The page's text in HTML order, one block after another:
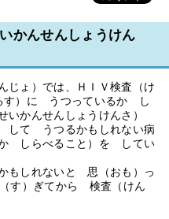
かんせんしょうけん
じょ）では、ＨＩＶ検査（け
す）に うつっているか し
かんせんしょうけんさ）
して うつるかもしれない病
しらべること）を してい
もしれないと 思（おも）っ
す）ぎてから 検査（けん